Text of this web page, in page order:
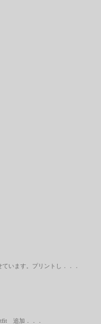
います。プリントし．．．
追加．．．